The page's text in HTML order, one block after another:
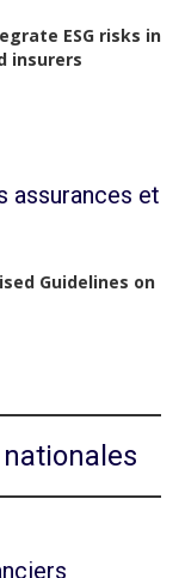
ESG risks in
insurers
assurances et
Guidelines on